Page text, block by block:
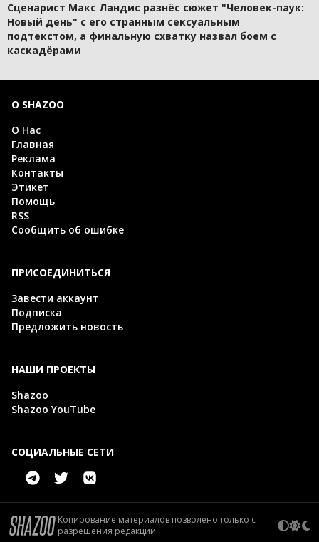
Сценарист Макс Ландис разнёс сюжет "Человек-паук:
Новый день" с его странным сексуальным
подтекстом, а финальную схватку назвал боем с
каскадёрами
О SHAZOO
О Нас
Главная
Реклама
Контакты
Этикет
Помощь
RSS
Сообщить об ошибке
ПРИСОЕДИНИТЬСЯ
Завести аккаунт
Подписка
Предложить новость
НАШИ ПРОЕКТЫ
Shazoo
Shazoo YouTube
СОЦИАЛЬНЫЕ СЕТИ
Копирование материалов позволено только с
разрешения редакции